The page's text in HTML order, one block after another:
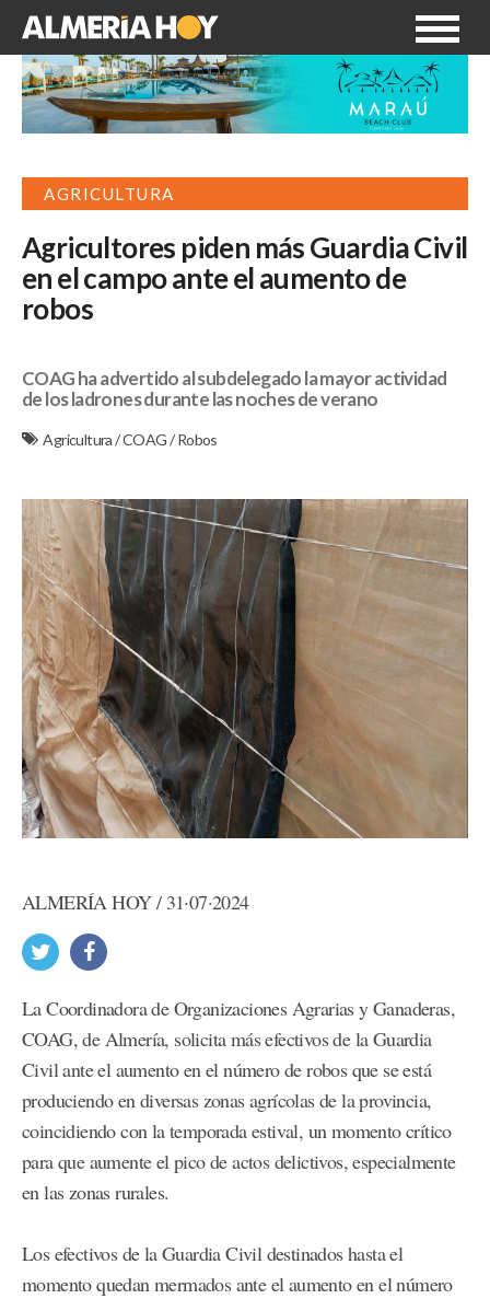
AGRICULTURA
Agricultores piden más Guardia Civil
en el campo ante el aumento de
robos
COAG ha advertido al subdelegado la mayor actividad
de los ladrones durante las noches de verano
Agricultura/COAG/Robos
ALMERÍA HOY / 31·07·2024
La Coordinadora de Organizaciones Agrarias y Ganaderas,
COAG, de Almería, solicita más efectivos de la Guardia
Civil ante el aumento en el número de robos que se está
produciendo en diversas zonas agrícolas de la provincia,
coincidiendo con la temporada estival, un momento crítico
para que aumente el pico de actos delictivos, especialmente
en las zonas rurales.
Los efectivos de la Guardia Civil destinados hasta el
momento quedan mermados ante el aumento en el número